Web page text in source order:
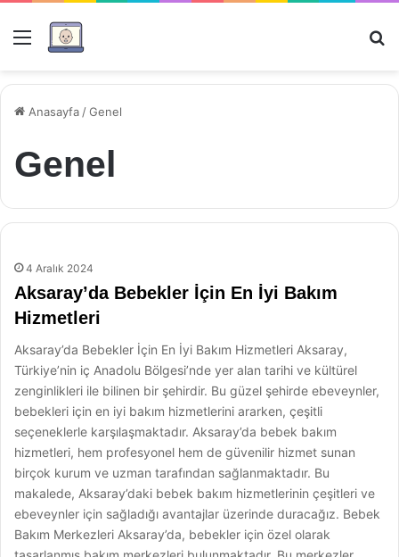
Menü
Anasayfa /Genel
Genel
4 Aralık 2024
Aksaray’da Bebekler İçin En İyi Bakım
Hizmetleri
Aksaray’da Bebekler İçin En İyi Bakım Hizmetleri Aksaray,
Türkiye’nin iç Anadolu Bölgesi’nde yer alan tarihi ve kültürel
zenginlikleri ile bilinen bir şehirdir. Bu güzel şehirde ebeveynler,
bebekleri için en iyi bakım hizmetlerini ararken, çeşitli
seçeneklerle karşılaşmaktadır. Aksaray’da bebek bakım
hizmetleri, hem profesyonel hem de güvenilir hizmet sunan
birçok kurum ve uzman tarafından sağlanmaktadır. Bu
makalede, Aksaray’daki bebek bakım hizmetlerinin çeşitleri ve
ebeveynler için sağladığı avantajlar üzerinde duracağız. Bebek
Bakım Merkezleri Aksaray’da, bebekler için özel olarak